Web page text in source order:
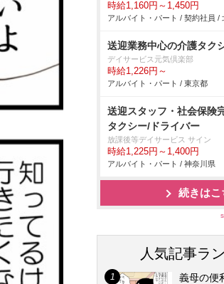
時給1,160円～1,450円
アルバイト・パート / 契約社員 /
送迎業務中心の介護タク
デイサービス元気倶楽部
時給1,226円～
アルバイト・パート / 東京都
送迎スタッフ・社会保険
タクシー/ドライバー
放課後等デイサービス サイン
時給1,225円～1,400円
アルバイト・パート / 神奈川県
続きはこ
人気記事ラ
義母の便